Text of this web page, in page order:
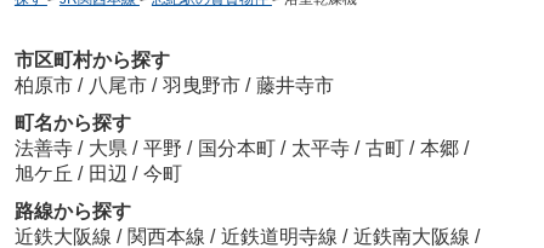
市区町村から探す
柏原市 / 八尾市 / 羽曳野市 / 藤井寺市
町名から探す
法善寺 / 大県 / 平野 / 国分本町 / 太平寺 / 古町 / 本郷 /
旭ケ丘 / 田辺 / 今町
路線から探す
近鉄大阪線 / 関西本線 / 近鉄道明寺線 / 近鉄南大阪線 /